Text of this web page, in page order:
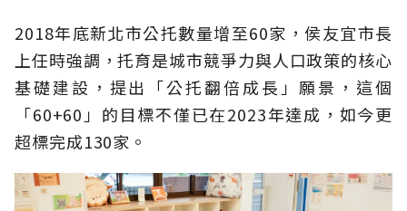
2018年底新北市公托數量增至60家，侯友宜市長
上任時強調，托育是城市競爭力與人口政策的核心
基礎建設，提出「公托翻倍成長」願景，這個
「60+60」的目標不僅已在2023年達成，如今更
超標完成130家。